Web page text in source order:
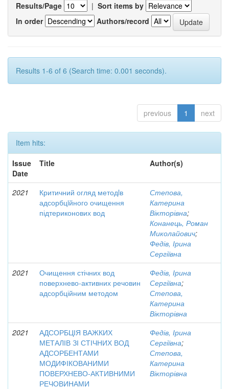
Results/Page | Sort items by
In order
Authors/record
Results 1-6 of 6 (Search time: 0.001 seconds).
previous 1 next
Item hits:
Issue
Date
Title Author(s)
2021
Критичний огляд методlв
адсорбцiйного очищення
підтериконових вод
Степова,
Катерина
Вікторівна;
Конанець, Роман
Миколайович;
Федів, Ірина
Сергіївна
2021
Очищення стічних вод
поверхнево-активних речовин
адсорбційним методом
Федів, Ірина
Сергіївна;
Степова,
Катерина
Вікторівна
2021
АДСОРБЦІЯ ВАЖКИХ
МЕТАЛІВ ЗІ СТІЧНИХ ВОД
АДСОРБЕНТАМИ
МОДИФІКОВАНИМИ
ПОВЕРХНЕВО-АКТИВНИМИ
РЕЧОВИНАМИ
Федів, Ірина
Сергіївна;
Степова,
Катерина
Вікторівна